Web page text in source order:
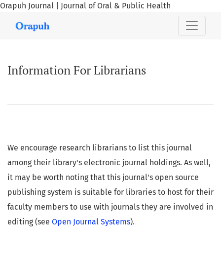
Orapuh Journal | Journal of Oral & Public Health
Information For Librarians
We encourage research librarians to list this journal
among their library's electronic journal holdings. As well,
it may be worth noting that this journal's open source
publishing system is suitable for libraries to host for their
faculty members to use with journals they are involved in
editing (see Open Journal Systems).